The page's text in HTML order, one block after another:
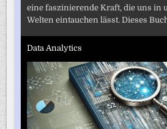
eine faszinierende Kraft, die uns in
Welten eintauchen lässt. Dieses
Data Analytics